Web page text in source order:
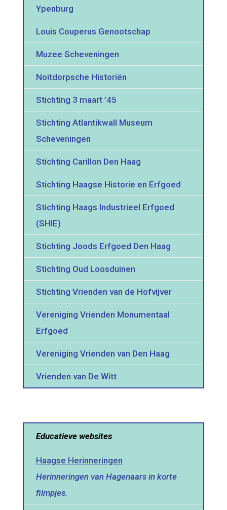
Ypenburg
Louis Couperus Genootschap
Muzee Scheveningen
Noitdorpsche Historiën
Stichting 3 maart ’45
Stichting Atlantikwall Museum
Scheveningen
Stichting Carillon Den Haag
Stichting Haagse Historie en Erfgoed
Stichting Haags Industrieel Erfgoed
(SHIE)
Stichting Joods Erfgoed Den Haag
Stichting Oud Loosduinen
Stichting Vrienden van de Hofvijver
Vereniging Vrienden Monumentaal
Erfgoed
Vereniging Vrienden van Den Haag
Vrienden van De Witt
Educatieve websites
Haagse Herinneringen
Herinneringen van Hagenaars in korte
filmpjes.